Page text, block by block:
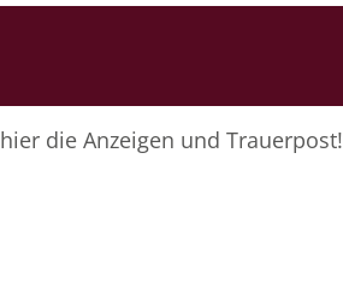
die Anzeigen und Trauerpost!